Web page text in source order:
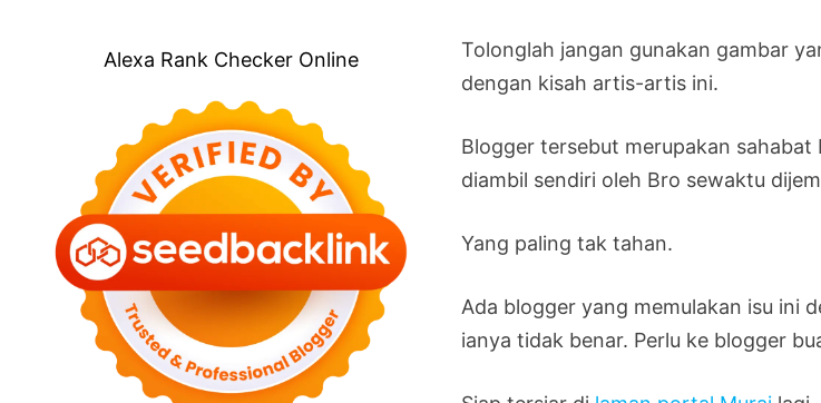
Tolonglah jangan gunakan gambar
dengan kisah artis-artis ini.
Blogger tersebut merupakan sahabat
diambil sendiri oleh Bro sewaktu
Yang paling tak tahan.
Ada blogger yang memulakan isu ini
ianya tidak benar. Perlu ke blogger
Alexa Rank Checker Online